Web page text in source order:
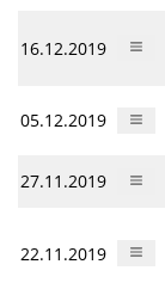
16.12.2019
05.12.2019
27.11.2019
22.11.2019